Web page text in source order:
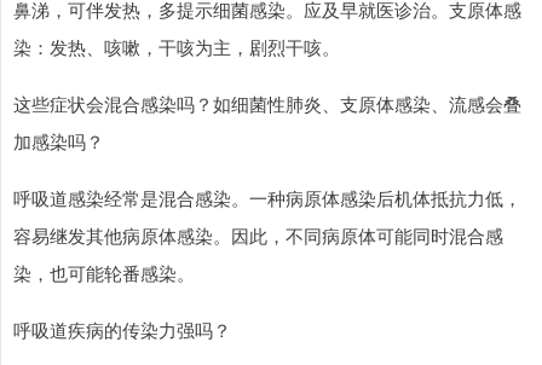
鼻涕，可伴发热，多提示细菌感染。应及早就医诊治。支原体感
染：发热、咳嗽，干咳为主，剧烈干咳。
这些症状会混合感染吗？如细菌性肺炎、支原体感染、流感会叠
加感染吗？
呼吸道感染经常是混合感染。一种病原体感染后机体抵抗力低，
容易继发其他病原体感染。因此，不同病原体可能同时混合感
染，也可能轮番感染。
呼吸道疾病的传染力强吗？
上证综指 3966.59 +26.56 +0.67%
深证成指 14316.96